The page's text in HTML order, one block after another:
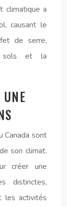
climatique a
causant le
de serre,
sols et la
Canada sont
son climat.
créer une
distinctes,
les activités